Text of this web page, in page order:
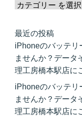
最近の投稿
iPhoneのバッテリ
ませんか？データ
理工房橋本駅店に
iPhoneのバッテリ
ませんか？データ
理工房橋本駅店に